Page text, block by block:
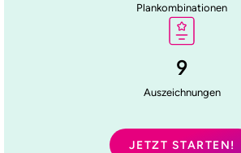
Plankombinationen
9
Auszeichnungen
JETZT STARTEN!